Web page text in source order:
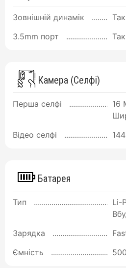
Зовнішній динамік
3.5mm порт
Так
Камера (Селфі)
Перша селфі
16
Відео селфі
Батарея
Тип
Li-
Зарядка
Ємність